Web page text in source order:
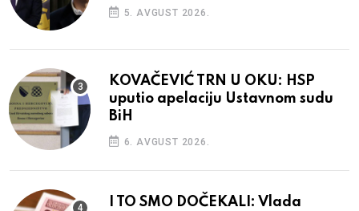
5. AVGUST 2026.
KOVAČEVIĆ TRN U OKU: HSP
uputio apelaciju Ustavnom sudu
BiH
6. AVGUST 2026.
I TO SMO DOČEKALI: Vlada